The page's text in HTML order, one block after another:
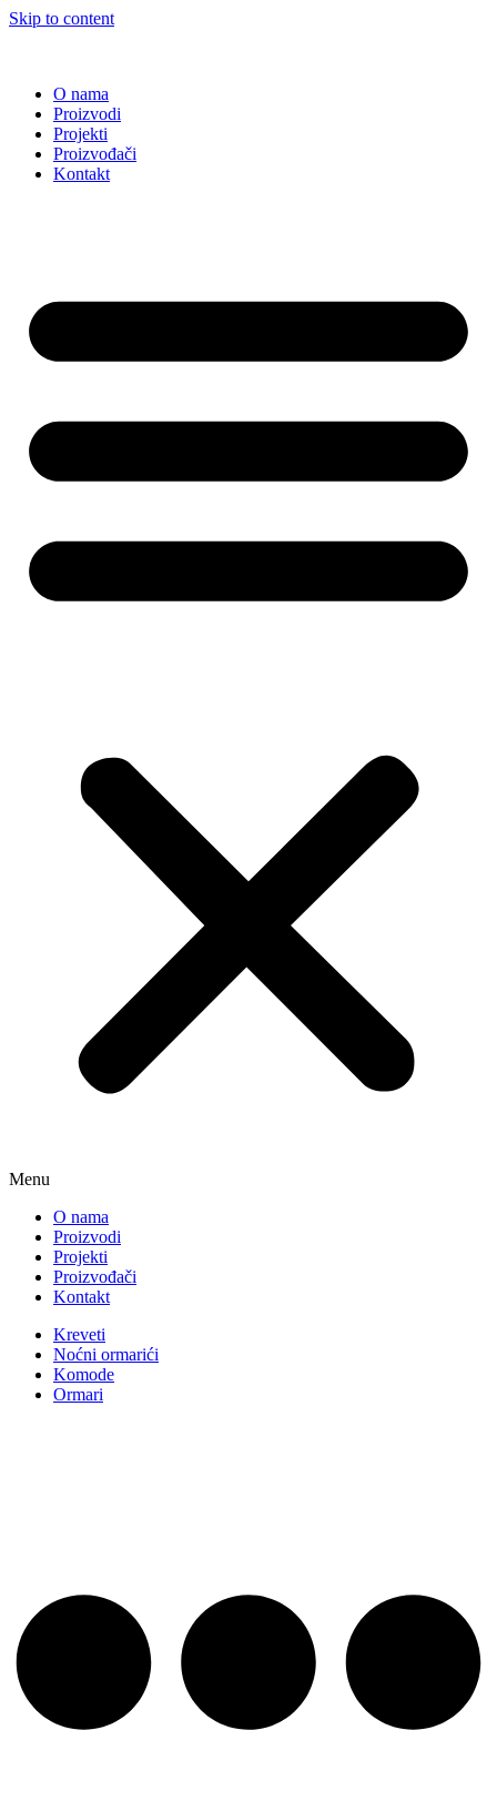
Skip to content
O nama
Proizvodi
Projekti
Proizvođači
Kontakt
Menu
O nama
Proizvodi
Projekti
Proizvođači
Kontakt
Kreveti
Noćni ormarići
Komode
Ormari